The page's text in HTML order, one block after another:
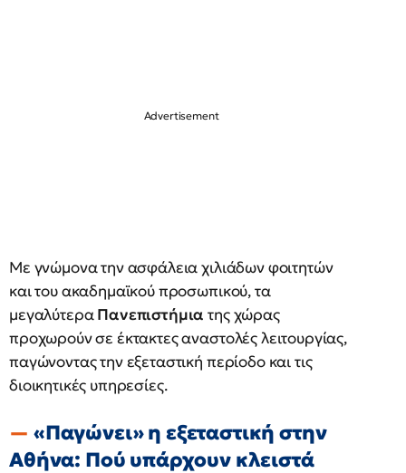
Με γνώμονα την ασφάλεια χιλιάδων φοιτητών
και του ακαδημαϊκού προσωπικού, τα
μεγαλύτεραΠανεπιστήμια της χώρας
προχωρούν σε έκτακτες αναστολές λειτουργίας,
παγώνοντας την εξεταστική περίοδο και τις
διοικητικές υπηρεσίες.
«Παγώνει» η εξεταστική στην
Αθήνα: Πού υπάρχουν κλειστά